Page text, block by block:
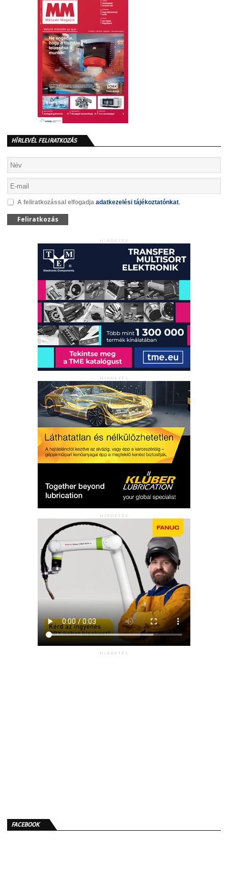
HÍRLEVÉL FELIRATKOZÁS
A feliratkozással elfogadja adatkezelési tájékoztatónkat.
Feliratkozás
HIRDETÉS
HIRDETÉS
HIRDETÉS
HIRDETÉS
FACEBOOK